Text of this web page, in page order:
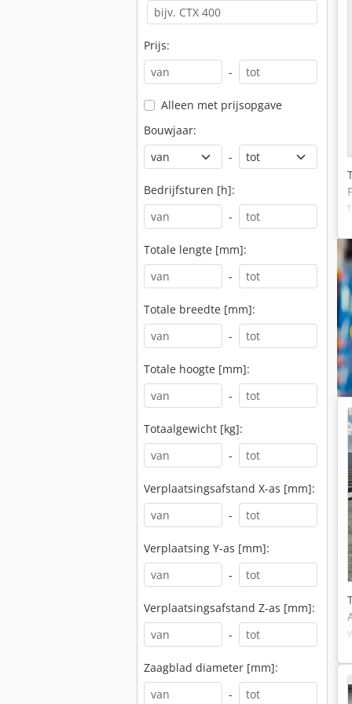
Prijs:
-
Alleen met prijsopgave
Bouwjaar:
-
Bedrijfsturen [h]:
-
Totale lengte [mm]:
-
Totale breedte [mm]:
-
Totale hoogte [mm]:
-
Totaalgewicht [kg]:
-
Verplaatsingsafstand X-as [mm]:
-
Verplaatsing Y-as [mm]:
-
Verplaatsingsafstand Z-as [mm]:
-
Zaagblad diameter [mm]:
-